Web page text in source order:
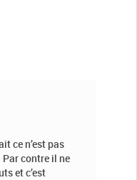
ce n’est pas
Par contre il ne
et c’est